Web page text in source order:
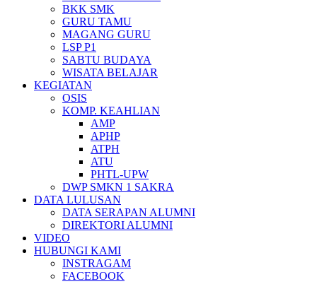
BKK SMK
GURU TAMU
MAGANG GURU
LSP P1
SABTU BUDAYA
WISATA BELAJAR
KEGIATAN
OSIS
KOMP. KEAHLIAN
AMP
APHP
ATPH
ATU
PHTL-UPW
DWP SMKN 1 SAKRA
DATA LULUSAN
DATA SERAPAN ALUMNI
DIREKTORI ALUMNI
VIDEO
HUBUNGI KAMI
INSTRAGAM
FACEBOOK